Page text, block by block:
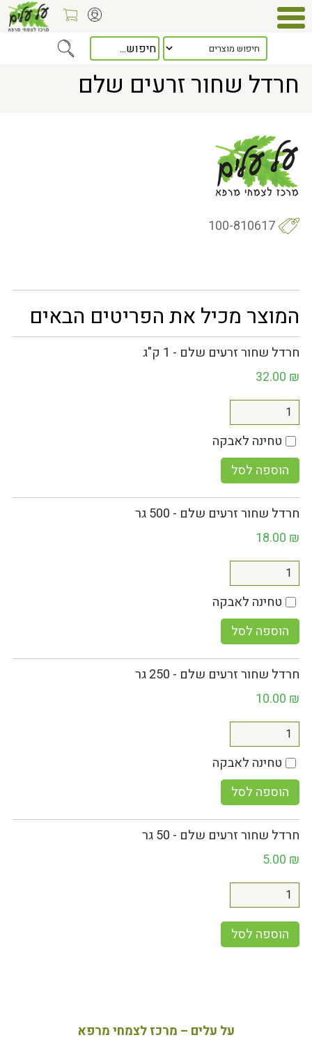
> חרדל שחור זרעים שלם
חרדל שחור זרעים שלם
100-810617
המוצר מכיל את הפריטים הבאים
חרדל שחור זרעים שלם - 1 ק"ג
32.00 ₪
טחינה לאבקה
הוספה לסל
חרדל שחור זרעים שלם - 500 גר
18.00 ₪
טחינה לאבקה
הוספה לסל
חרדל שחור זרעים שלם - 250 גר
10.00 ₪
טחינה לאבקה
הוספה לסל
חרדל שחור זרעים שלם - 50 גר
5.00 ₪
הוספה לסל
על עלים – מרכז לצמחי מרפא